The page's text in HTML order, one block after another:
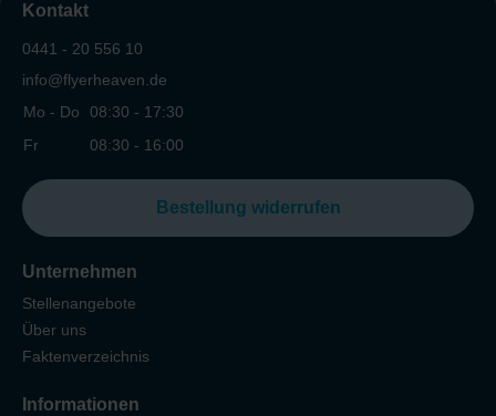
Kontakt
0441 - 20 556 10
info@flyerheaven.de
Mo - Do
08:30 - 17:30
Fr
08:30 - 16:00
Bestellung widerrufen
Unternehmen
Stellenangebote
Über uns
Faktenverzeichnis
Informationen